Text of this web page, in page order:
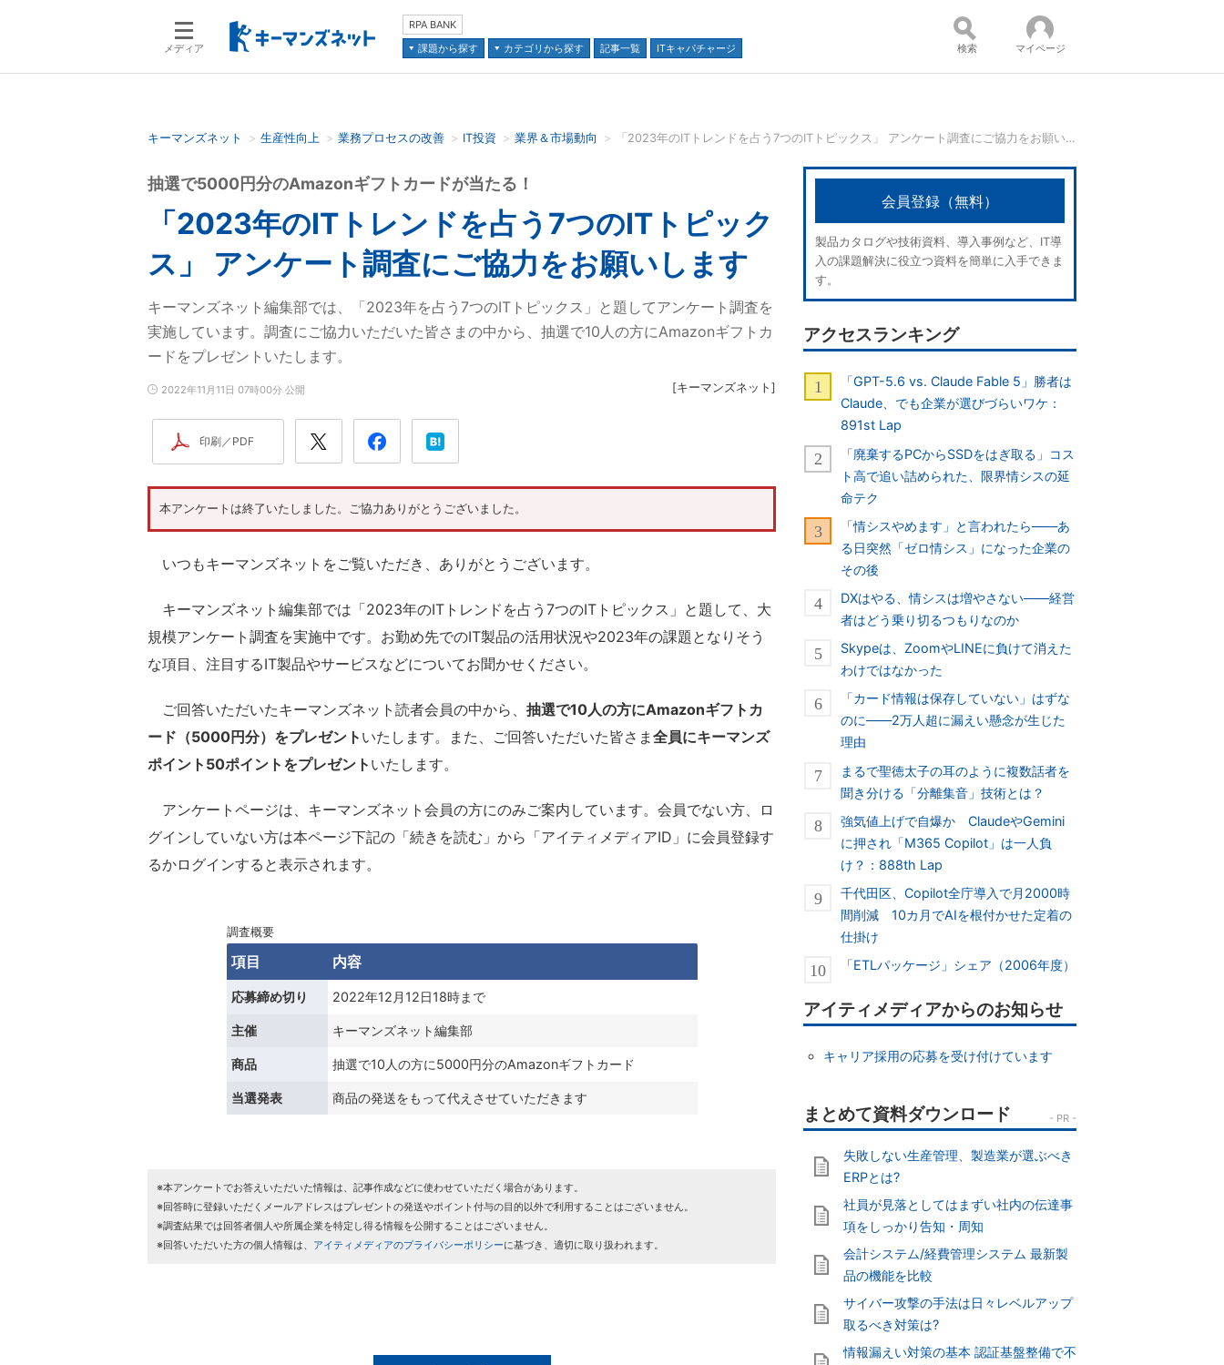
メディア
RPA BANK
課題から探す
カテゴリから探す 記事一覧 ITキャパチャージ
検索語を入力してください コンテンツ：
並び順：
検索 マイページ
キーマンズネット 生産性向上 業務プロセスの改善 IT投資 業界＆市場動向 「2023年のITトレンドを占う7つのITトピックス」 アンケート調査にご協力をお願いします：抽選で5000円分のAmazonギフトカードが当たる！
「2023年のITトレンドを占う7つのITトピック
ス」 アンケート調査にご協力をお願いします
抽選で5000円分のAmazonギフトカードが当たる！
キーマンズネット編集部では、「2023年を占う7つのITトピックス」と題してアンケート調査を
実施しています。調査にご協力いただいた皆さまの中から、抽選で10人の方にAmazonギフトカ
ードをプレゼントいたします。
2022年11月11日 07時00分 公開 [キーマンズネット ]
印刷／PDF
本アンケートは終了いたしました。ご協力ありがとうございました。
いつもキーマンズネットをご覧いただき、ありがとうございます。
キーマンズネット編集部では「2023年のITトレンドを占う7つのITトピックス」と題して、大
規模アンケート調査を実施中です。お勤め先でのIT製品の活用状況や2023年の課題となりそう
な項目、注目するIT製品やサービスなどについてお聞かせください。
ご回答いただいたキーマンズネット読者会員の中から、 抽選で10人の方にAmazonギフトカ
ード（5000円分）をプレゼント いたします。また、ご回答いただいた皆さま 全員にキーマンズ
ポイント50ポイントをプレゼント いたします。
アンケートページは、キーマンズネット会員の方にのみご案内しています。会員でない方、ロ
グインしていない方は本ページ下記の「続きを読む」から「アイティメディアID」に会員登録す
るかログインすると表示されます。
調査概要
項目 内容
応募締め切り 2022年12月12日18時まで
主催 キーマンズネット編集部
商品 抽選で10人の方に5000円分のAmazonギフトカード
当選発表 商品の発送をもって代えさせていただきます
※本アンケートでお答えいただいた情報は、記事作成などに使わせていただく場合があります。
※回答時に登録いただくメールアドレスはプレゼントの発送やポイント付与の目的以外で利用することはございません。
※調査結果では回答者個人や所属企業を特定し得る情報を公開することはございません。
※回答いただいた方の個人情報は、 アイティメディアのプライバシーポリシーに基づき、適切に取り扱われます。
会員登録（無料）
製品カタログや技術資料、導入事例など、IT導
入の課題解決に役立つ資料を簡単に入手できま
す。
アクセスランキング
「GPT-5.6 vs. Claude Fable 5」勝者は
Claude、でも企業が選びづらいワケ：
891st Lap
「廃棄するPCからSSDをはぎ取る」コス
ト高で追い詰められた、限界情シスの延
命テク
「情シスやめます」と言われたら――あ
る日突然「ゼロ情シス」になった企業の
その後
DXはやる、情シスは増やさない――経営
者はどう乗り切るつもりなのか
Skypeは、ZoomやLINEに負けて消えた
わけではなかった
「カード情報は保存していない」はずな
のに――2万人超に漏えい懸念が生じた
理由
まるで聖徳太子の耳のように複数話者を
聞き分ける「分離集音」技術とは？
強気値上げで自爆か ClaudeやGemini
に押され「M365 Copilot」は一人負
け？：888th Lap
千代田区、Copilot全庁導入で月2000時
間削減 10カ月でAIを根付かせた定着の
仕掛け
「ETLパッケージ」シェア（2006年度）
アイティメディアからのお知らせ
キャリア採用の応募を受け付けています
失敗しない生産管理、製造業が選ぶべき
ERPとは?
社員が見落としてはまずい社内の伝達事
項をしっかり告知・周知
会計システム/経費管理システム 最新製
品の機能を比較
サイバー攻撃の手法は日々レベルアップ
取るべき対策は?
情報漏えい対策の基本 認証基盤整備で不